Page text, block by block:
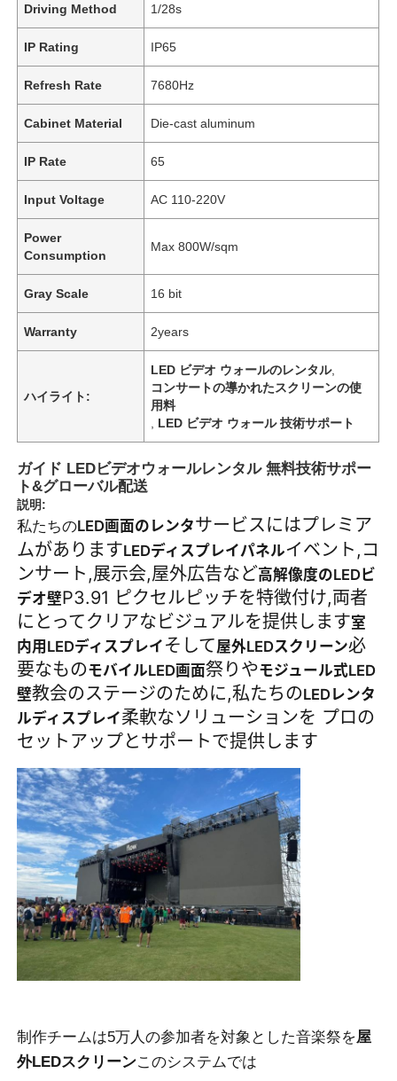
ホーム
製品
動画
VRショー
私たちについて
工場見学
品質管理
Driving Method 1/28s
IP Rating IP65
Refresh Rate 7680Hz
Cabinet Material Die-cast aluminum
IP Rate 65
Input Voltage AC 110-220V
Power
Consumption
Max 800W/sqm
Gray Scale 16 bit
Warranty 2years
ハイライト:
LED ビデオ ウォールのレンタル,
コンサートの導かれたスクリーンの使
用料
LED ビデオ ウォール 技術サポート
ガイド LEDビデオウォールレンタル 無料技術サポー
ト&グローバル配送
説明:
私たちのLED画面のレンタサービスにはプレミア
ムがありますLEDディスプレイパネルイベント,コ
ンサート,展示会,屋外広告など高解像度のLEDビ
デオ壁P3.91 ピクセルピッチを特徴付け,両者
にとってクリアなビジュアルを提供します室
内用LEDディスプレイ そして屋外LEDスクリーン必
要なものモバイルLED画面祭りやモジュール式LED
壁教会のステージのために,私たちのLEDレンタ
ルディスプレイ柔軟なソリューションを プロの
セットアップとサポートで提供します
制作チームは5万人の参加者を対象とした音楽祭を屋
外LEDスクリーンこのシステムでは